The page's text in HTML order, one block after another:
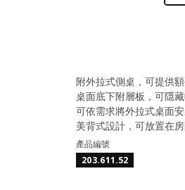
附外拉式側桌，可提供
桌面底下附層板，可隱
可依需求將外拉式桌面
美背式設計，可放置在
產品編號
203.611.52